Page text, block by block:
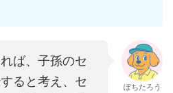
ば、子孫のセ
ると考え、セ
ぽちたろう